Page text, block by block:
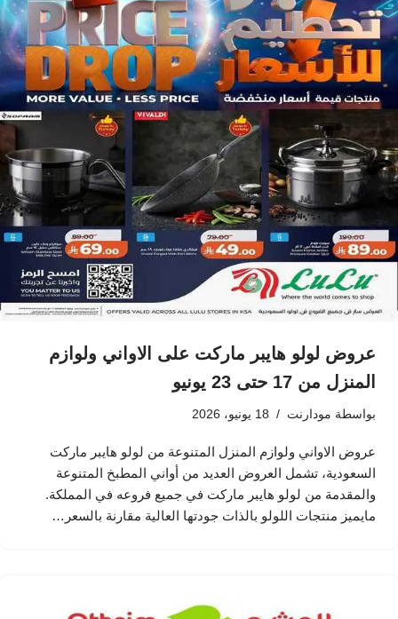
عروض لولو هايبر ماركت على الاواني ولوازم
المنزل من 17 حتى 23 يونيو
بواسطة مودارنت 18 يونيو، 2026
عروض الاواني ولوازم المنزل المتنوعة من لولو هايبر ماركت
السعودية، تشمل العروض العديد من أواني المطبخ المتنوعة
والمقدمة من لولو هايبر ماركت في جميع فروعه في المملكة.
مايميز منتجات اللولو بالذات جودتها العالية مقارنة بالسعر…